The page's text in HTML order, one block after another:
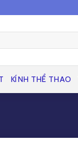
KÍNH THỂ THAO